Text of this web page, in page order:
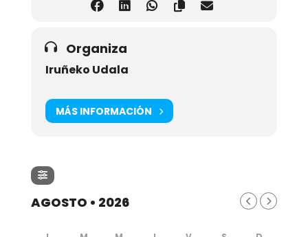
Organiza
Iruñeko Udala
MÁS INFORMACIÓN
AGOSTO • 2026